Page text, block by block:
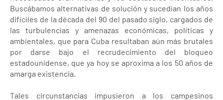
Buscábamos alternativas de solución y sucedían los años
difíciles de la década del 90 del pasado siglo, cargados de
las turbulencias y amenazas económicas, políticas y
ambientales, que para Cuba resultaban aún más brutales
por darse bajo el recrudecimiento del bloqueo
estadounidense, que ya hoy se aproxima a los 50 años de
amarga existencia.
Tales circunstancias impusieron a los campesinos